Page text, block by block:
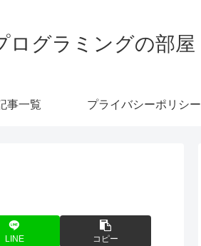
ログラミングの部屋
事一覧 プライバシーポリシー
LINE コピー